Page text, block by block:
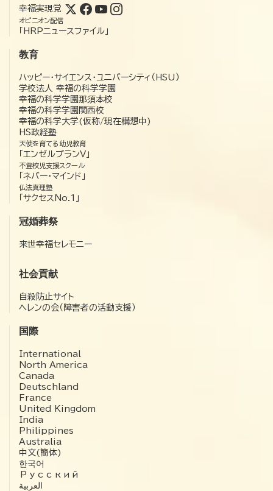
幸福実現党
オピニオン配信
「HRPニュースファイル」
教育
ハッピー・サイエンス・ユニバーシティ（HSU）
学校法人 幸福の科学学園
幸福の科学学園那須本校
幸福の科学学園関西校
幸福の科学大学(仮称/現在構想中)
HS政経塾
天使を育てる幼児教育
「エンゼルプランV」
不登校児支援スクール
「ネバー・マインド」
仏法真理塾
「サクセスNo.1」
冠婚葬祭
来世幸福セレモニー
社会貢献
自殺防止サイト
ヘレンの会（障害者の活動支援）
国際
International
North America
Canada
Deutschland
France
United Kingdom
India
Philippines
Australia
中文(簡体)
한국어
Русский
العربية‏